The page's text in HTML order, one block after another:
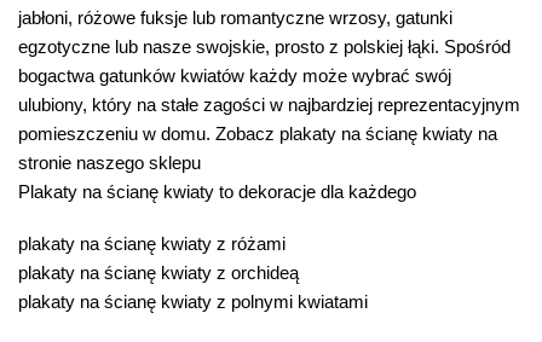
jabłoni, różowe fuksje lub romantyczne wrzosy, gatunki
egzotyczne lub nasze swojskie, prosto z polskiej łąki. Spośród
bogactwa gatunków kwiatów każdy może wybrać swój
ulubiony, który na stałe zagości w najbardziej reprezentacyjnym
pomieszczeniu w domu. Zobacz plakaty na ścianę kwiaty na
stronie naszego sklepu
Plakaty na ścianę kwiaty to dekoracje dla każdego
plakaty na ścianę kwiaty z różami
plakaty na ścianę kwiaty z orchideą
plakaty na ścianę kwiaty z polnymi kwiatami